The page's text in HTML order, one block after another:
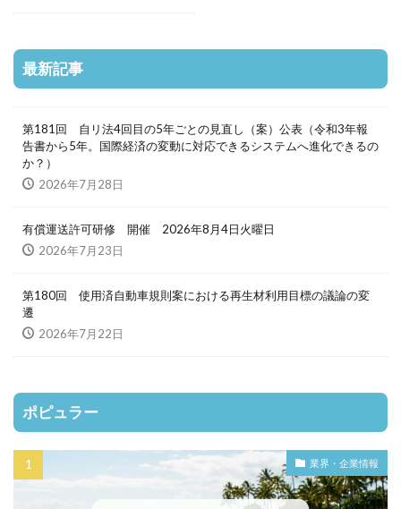
最新記事
第181回 自リ法4回目の5年ごとの見直し（案）公表（令和3年報
告書から5年。国際経済の変動に対応できるシステムへ進化できるの
か？）
2026年7月28日
有償運送許可研修 開催 2026年8月4日火曜日
2026年7月23日
第180回 使用済自動車規則案における再生材利用目標の議論の変
遷
2026年7月22日
ポピュラー
業界・企業情報